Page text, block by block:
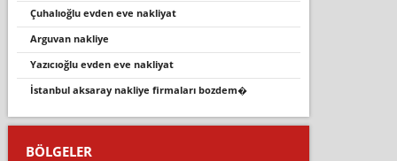
çuhalıoğlu evden eve nakliyat
arguvan nakli̇ye
yazıcıoğlu evden eve nakliyat
i̇stanbul aksaray nakli̇ye fi̇rmalari bozdem�
BÖLGELER